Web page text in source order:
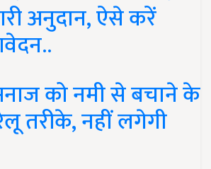
अनुदान, ऐसे करें
को नमी से बचाने के
तरीके, नहीं लगेगी